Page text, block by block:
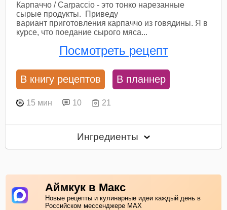
Карпаччо / Carpaccio - это тонко нарезанные
сырые продукты. Приведу
вариант приготовления карпаччо из говядины. Я в
курсе, что поедание сырого мяса...
Посмотреть рецепт
В книгу рецептов В планнер
15 мин 10 21
Ингредиенты
Аймкук в Макс
Новые рецепты и кулинарные идеи каждый день в
Российском мессенджере MAX